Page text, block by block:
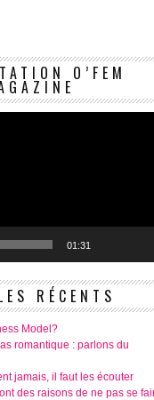
O’FEM
01:31
RÉCENTS
Model?
romantique : parlons du
jamais, il faut les écouter
des raisons de ne pas se